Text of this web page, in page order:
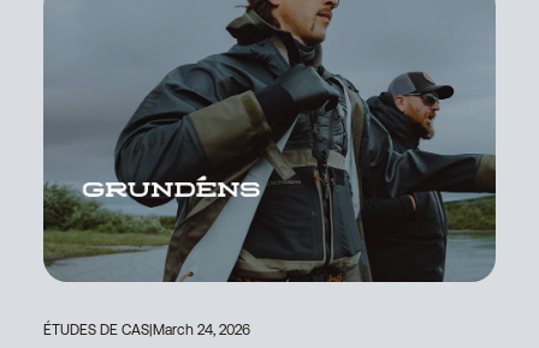
ÉTUDES DE CAS March 24, 2026